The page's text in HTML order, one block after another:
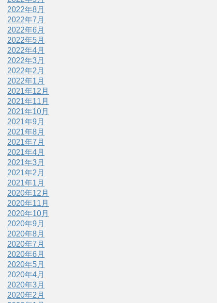
2022年8月
2022年7月
2022年6月
2022年5月
2022年4月
2022年3月
2022年2月
2022年1月
2021年12月
2021年11月
2021年10月
2021年9月
2021年8月
2021年7月
2021年4月
2021年3月
2021年2月
2021年1月
2020年12月
2020年11月
2020年10月
2020年9月
2020年8月
2020年7月
2020年6月
2020年5月
2020年4月
2020年3月
2020年2月